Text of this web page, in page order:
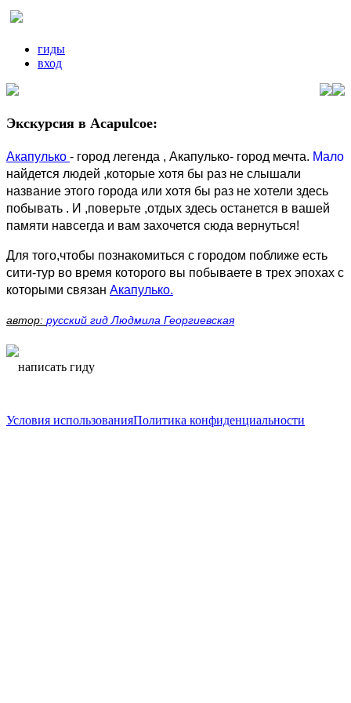
гиды
вход
Экскурсия в Acapulcoе:
Акапулько - город легенда , Акапулько- город мечта. Мало
найдется людей ,которые хотя бы раз не слышали
название этого города или хотя бы раз не хотели здесь
побывать . И ,поверьте ,отдых здесь останется в вашей
памяти навсегда и вам захочется сюда вернуться!
Для того,чтобы познакомиться с городом поближе есть
сити-тур во время которого вы побываете в трех эпохах с
которыми связан Акапулько.
автор: русский гид Людмила Георгиевская
написать гиду
Условия использованияПолитика конфиденциальности